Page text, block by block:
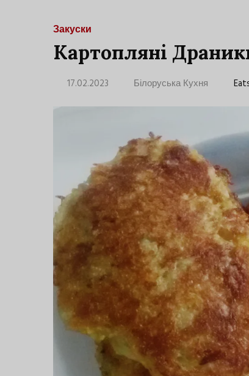
Закуски
Картопляні
17.02.2023 Білоруська Кухня